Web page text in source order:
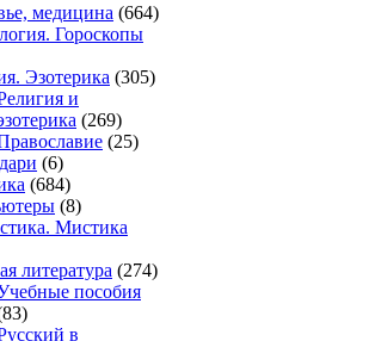
медицина (664)
Гороскопы
Эзотерика (305)
и
(269)
(25)
(6)
(684)
(8)
Мистика
литература (274)
пособия
в